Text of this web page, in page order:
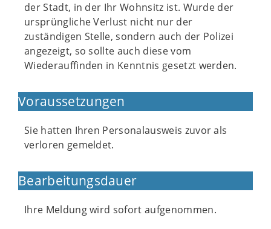
der Stadt, in der Ihr Wohnsitz ist. Wurde der
ursprüngliche Verlust nicht nur der
zuständigen Stelle, sondern auch der Polizei
angezeigt, so sollte auch diese vom
Wiederauffinden in Kenntnis gesetzt werden.
Voraussetzungen
Sie hatten Ihren Personalausweis zuvor als
verloren gemeldet.
Bearbeitungsdauer
Ihre Meldung wird sofort aufgenommen.